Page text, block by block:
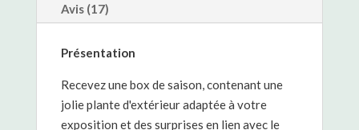
Avis (17)
Présentation
Recevez une box de saison, contenant une
jolie plante d'extérieur adaptée à votre
exposition et des surprises en lien avec le